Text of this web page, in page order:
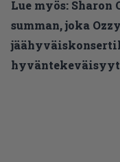
Lue myös: Sharon
summan, joka